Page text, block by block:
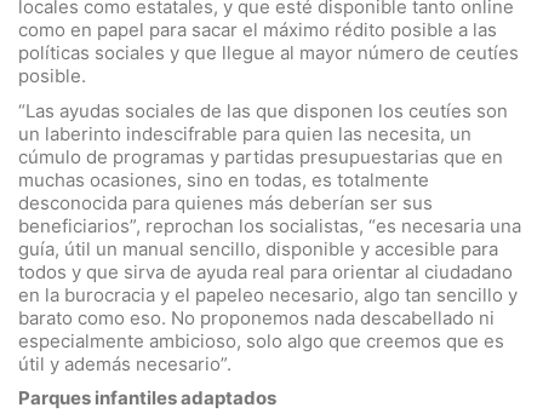
locales como estatales, y que esté disponible tanto online
como en papel para sacar el máximo rédito posible a las
políticas sociales y que llegue al mayor número de ceutíes
posible.
“Las ayudas sociales de las que disponen los ceutíes son
un laberinto indescifrable para quien las necesita, un
cúmulo de programas y partidas presupuestarias que en
muchas ocasiones, sino en todas, es totalmente
desconocida para quienes más deberían ser sus
beneficiarios”, reprochan los socialistas, “es necesaria una
guía, útil un manual sencillo, disponible y accesible para
todos y que sirva de ayuda real para orientar al ciudadano
en la burocracia y el papeleo necesario, algo tan sencillo y
barato como eso. No proponemos nada descabellado ni
especialmente ambicioso, solo algo que creemos que es
útil y además necesario”.
Parques infantiles adaptados